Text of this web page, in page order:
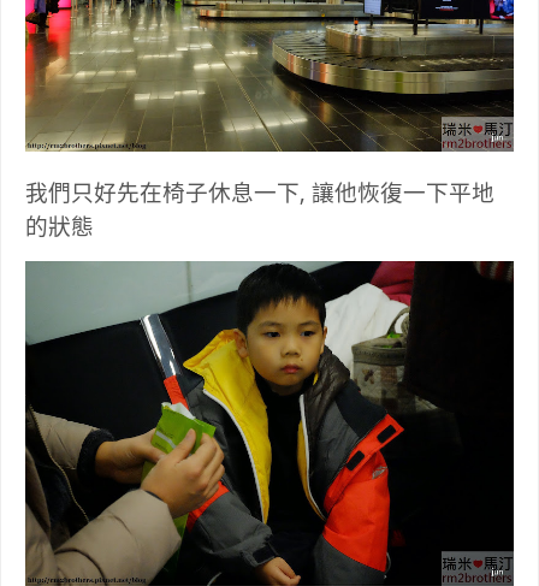
我們只好先在椅子休息一下, 讓他恢復一下平地
的狀態